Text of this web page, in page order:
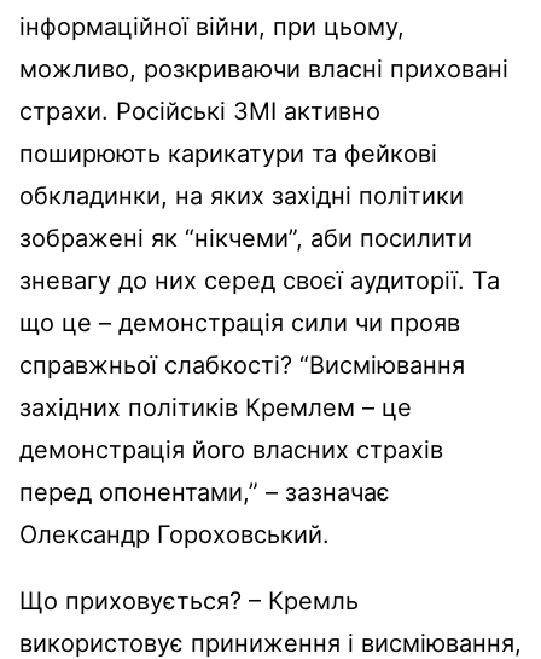
інформаційної війни, при цьому,
можливо, розкриваючи власні приховані
страхи. Російські ЗМІ активно
поширюють карикатури та фейкові
обкладинки, на яких західні політики
зображені як “нікчеми”, аби посилити
зневагу до них серед своєї аудиторії. Та
що це – демонстрація сили чи прояв
справжньої слабкості? “Висміювання
західних політиків Кремлем – це
демонстрація його власних страхів
перед опонентами,” – зазначає
Олександр Гороховський.
Що приховується? – Кремль
використовує приниження і висміювання,